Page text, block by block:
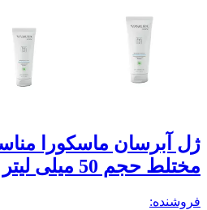
ژل آبرسان ماسکورا
مختلط حجم 50 میلی لیتر
فروشنده: